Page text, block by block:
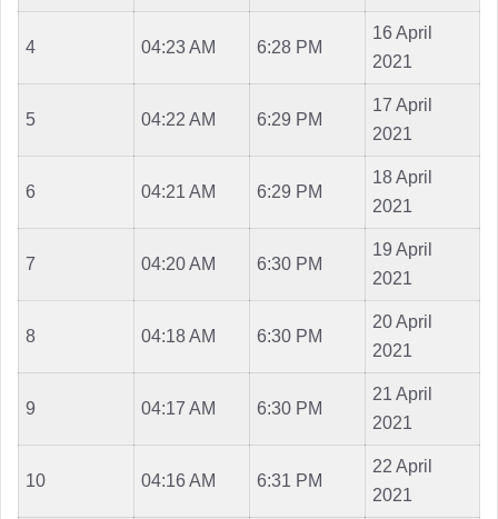
4 04:23 AM 6:28 PM
16 April
2021
5 04:22 AM 6:29 PM
17 April
2021
6 04:21 AM 6:29 PM
18 April
2021
7 04:20 AM 6:30 PM
19 April
2021
8 04:18 AM 6:30 PM
20 April
2021
9 04:17 AM 6:30 PM
21 April
2021
10 04:16 AM 6:31 PM
22 April
2021